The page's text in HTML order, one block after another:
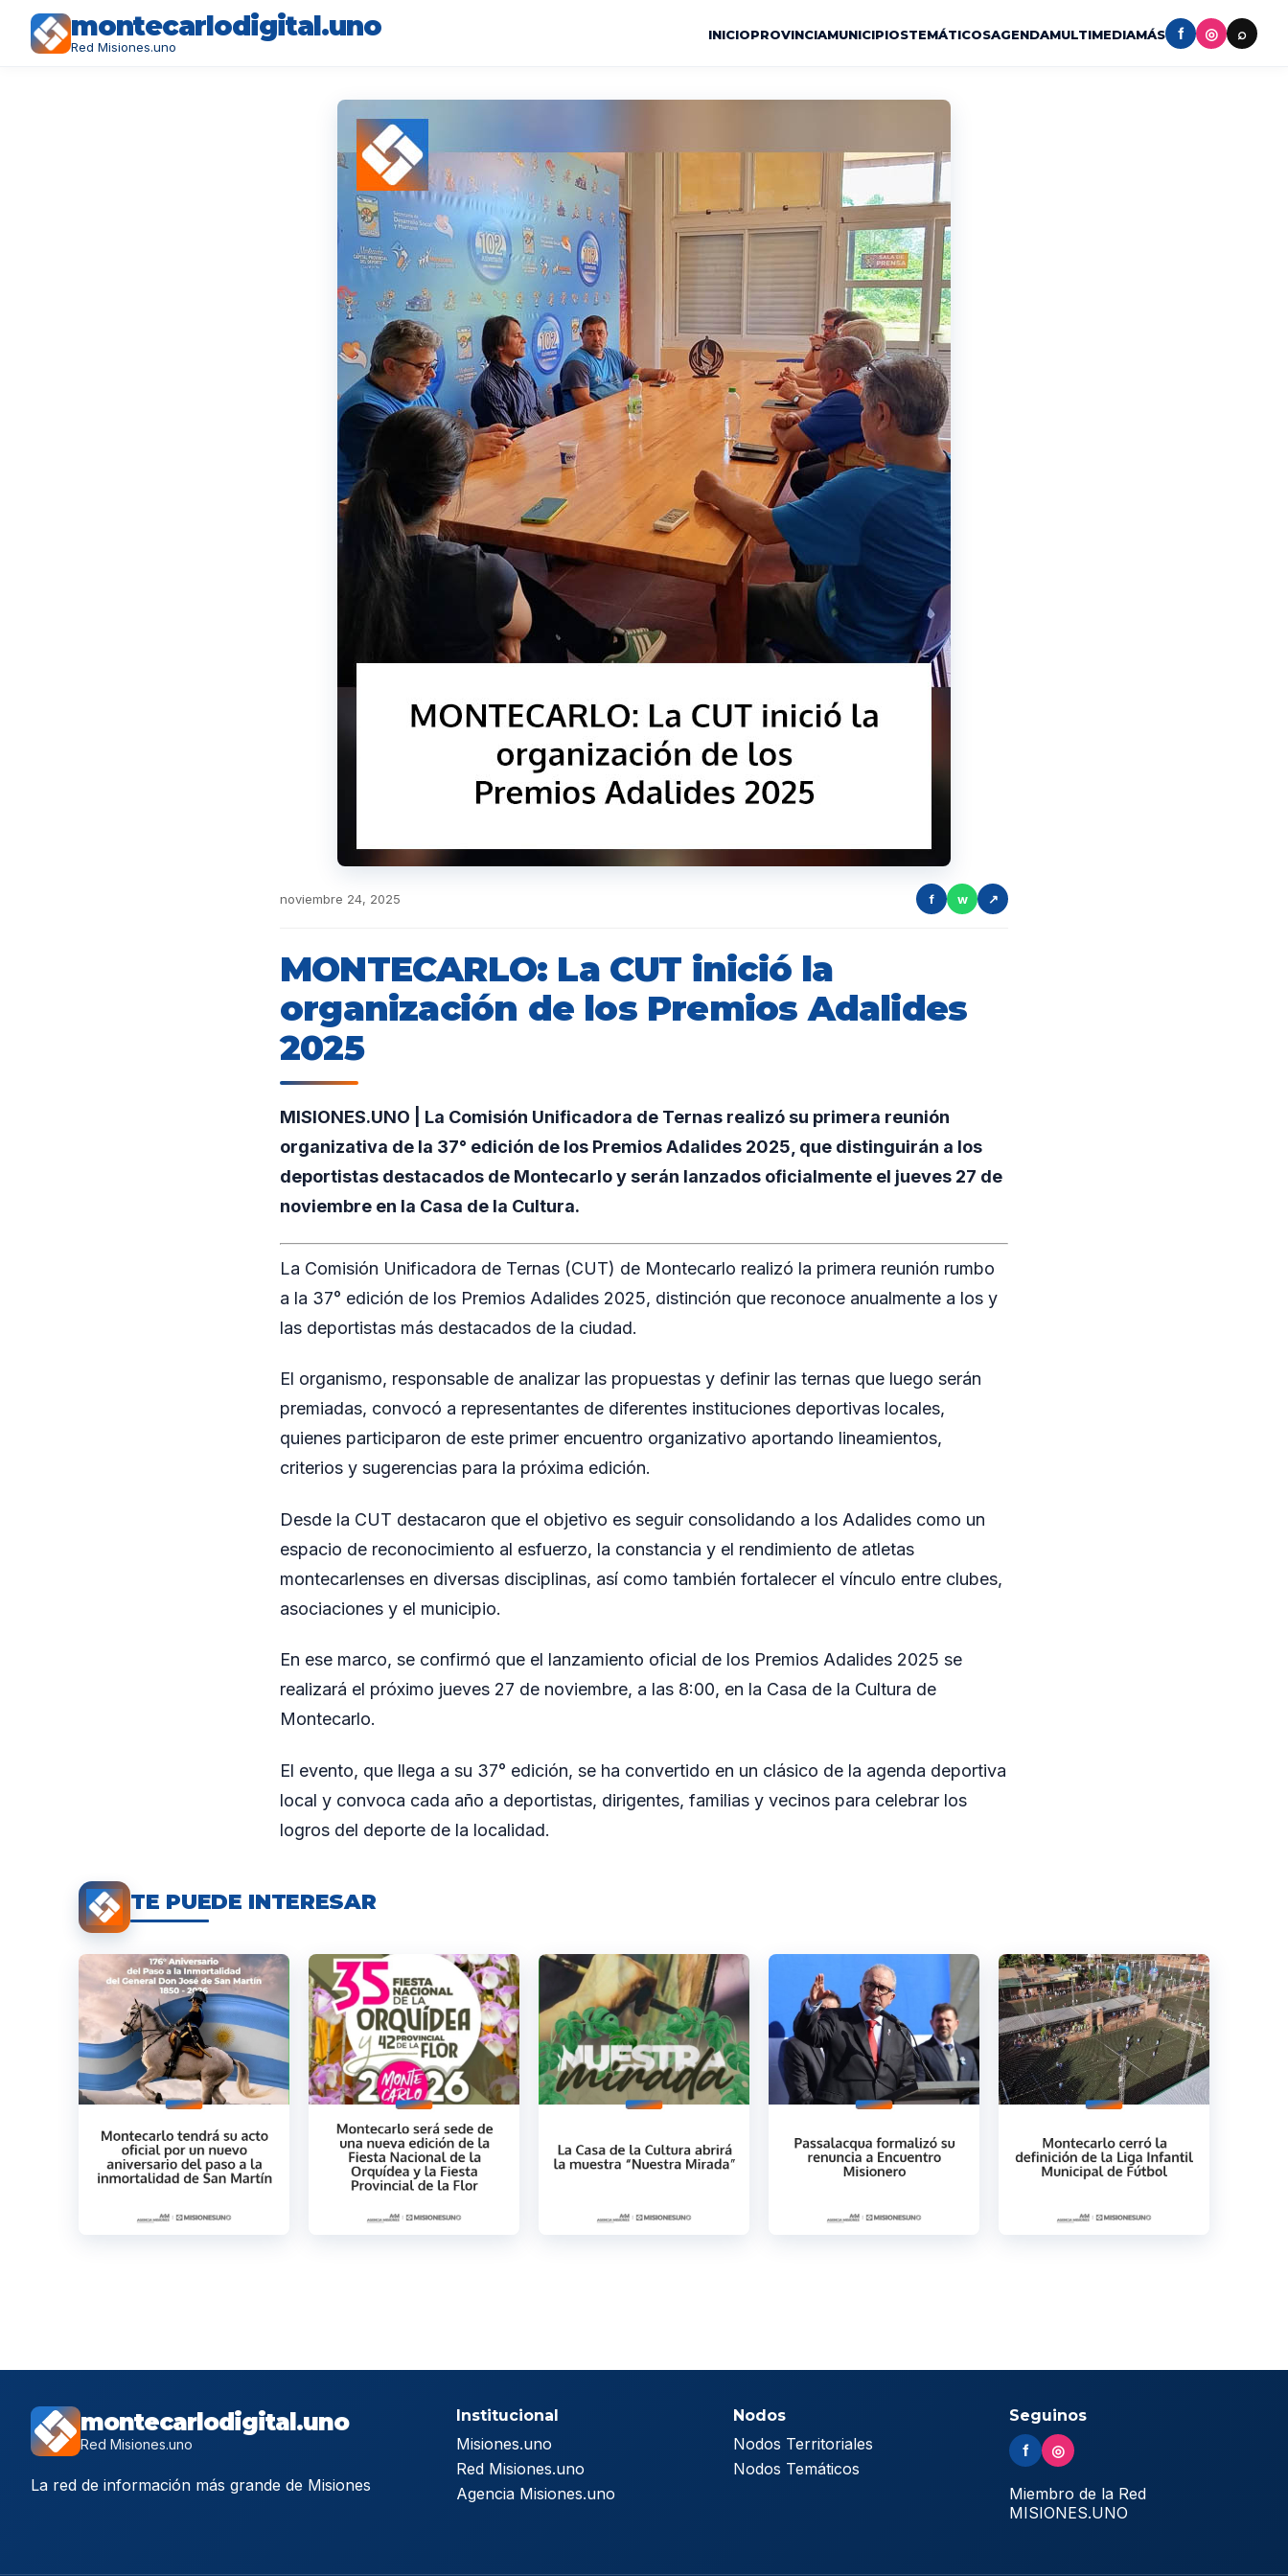
montecarlodigital.uno
Red Misiones.uno
INICIOPROVINCIAMUNICIPIOSTEMÁTICOSAGENDAMULTIMEDIAMÁS f ◎ ⌕
noviembre 24, 2025 f w ↗
MONTECARLO: La CUT inició la
organización de los Premios Adalides
2025
MISIONES.UNO | La Comisión Unificadora de Ternas realizó su primera reunión
organizativa de la 37° edición de los Premios Adalides 2025, que distinguirán a los
deportistas destacados de Montecarlo y serán lanzados oficialmente el jueves 27 de
noviembre en la Casa de la Cultura.
La Comisión Unificadora de Ternas (CUT) de Montecarlo realizó la primera reunión rumbo
a la 37° edición de los Premios Adalides 2025, distinción que reconoce anualmente a los y
las deportistas más destacados de la ciudad.
El organismo, responsable de analizar las propuestas y definir las ternas que luego serán
premiadas, convocó a representantes de diferentes instituciones deportivas locales,
quienes participaron de este primer encuentro organizativo aportando lineamientos,
criterios y sugerencias para la próxima edición.
Desde la CUT destacaron que el objetivo es seguir consolidando a los Adalides como un
espacio de reconocimiento al esfuerzo, la constancia y el rendimiento de atletas
montecarlenses en diversas disciplinas, así como también fortalecer el vínculo entre clubes,
asociaciones y el municipio.
En ese marco, se confirmó que el lanzamiento oficial de los Premios Adalides 2025 se
realizará el próximo jueves 27 de noviembre, a las 8:00, en la Casa de la Cultura de
Montecarlo.
El evento, que llega a su 37° edición, se ha convertido en un clásico de la agenda deportiva
local y convoca cada año a deportistas, dirigentes, familias y vecinos para celebrar los
logros del deporte de la localidad.
TE PUEDE INTERESAR
montecarlodigital.uno
Red Misiones.uno
La red de información más grande de Misiones
Institucional
Misiones.uno
Red Misiones.uno
Agencia Misiones.uno
Nodos
Nodos Territoriales
Nodos Temáticos
Seguinos
f ◎
Miembro de la Red
MISIONES.UNO